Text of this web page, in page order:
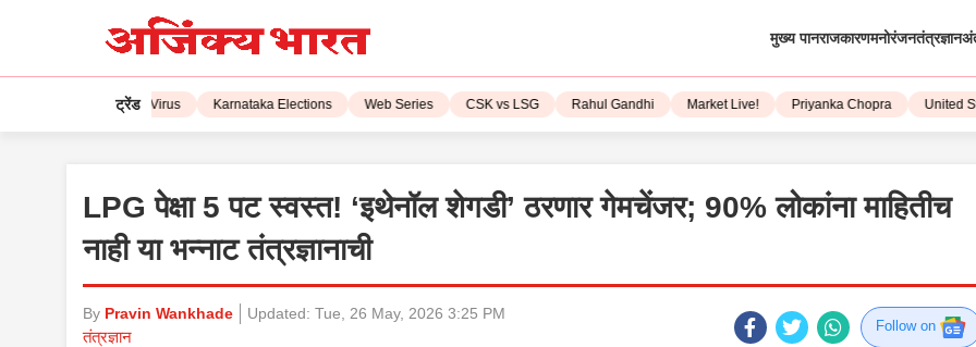
मुख्य पानराजकारणमनोरंजनतंत्रज्ञान
ट्रेंड
Corona Virus Karnataka Elections Web Series CSK vs LSG Rahul Gandhi Market Live! Priyanka Chopra United State
LPG पेक्षा 5 पट स्वस्त! ‘इथेनॉल शेगडी’ ठरणार गेमचेंजर; 90% लोकांना माहितीच
नाही या भन्नाट तंत्रज्ञानाची
By Pravin Wankhade Updated: Tue, 26 May, 2026 3:25 PM
तंत्रज्ञान
Follow on